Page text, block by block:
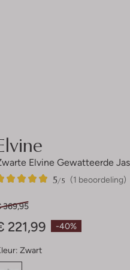
Elvine Gewatteerde
(1 beoordeling)
5/5
-40%
369,95
221,99
Zwart